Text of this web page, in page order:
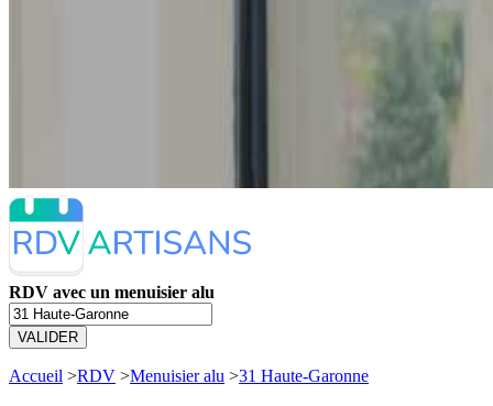
RDV avec un menuisier alu
VALIDER
Accueil >RDV >Menuisier alu >31 Haute-Garonne